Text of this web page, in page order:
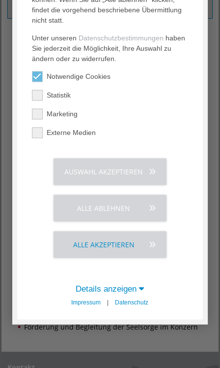
angela.rascher@agaplesion.de
AGAPLESION Institut für Theologie –
Diakonie – Ethik
Für die christliche Identität
AGAPLESION Institut für Theologie – Diakonie – Ethik, um
ein deutliches Zeichen seiner christlichen Identität zu
setzen.
Ausarbeitung theologischer und ethischer Grundlagen
Aufnahme und Weiterentwicklung der Tradition der
Beratung des AGAPLESION Vorstands in theologischen,
diakonischen und ethischen Frag
Erarbeitung ethischer Grundlagen / Initiativen zu
ethischen Fragen
Förderung und Begleitung der Seelsorge im Konzern
findet die vorgehend beschriebene Übermittlung
nicht statt.
Unter unseren Datenschutzbestimmungen haben
Sie jederzeit die Möglichkeit, Ihre Auswahl zu
ändern oder zu widerrufen.
Notwendige Cookies
Statistik
Marketing
Externe Medien
AUSWAHL AKZEPTIEREN
ALLE ABLEHNEN
ALLE AKZEPTIEREN
Details anzeigen
Impressum | Datenschutz